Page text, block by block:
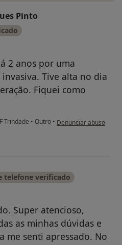
Pinto
2 anos por uma
Tive alta no dia
Fiquei como
Trindade • Outro • na opinião do
Denunciar abuso
telefone verificado
Super atencioso,
as minhas dúvidas e
me senti apressado. No